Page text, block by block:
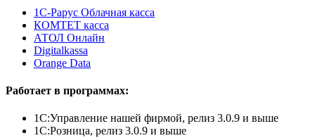
1С-Рарус Облачная касса
КОМТЕТ касса
АТОЛ Онлайн
Digitalkassa
Orange Data
Работает в программах:
1C:Управление нашей фирмой, релиз 3.0.9 и выше
1С:Розница, релиз 3.0.9 и выше